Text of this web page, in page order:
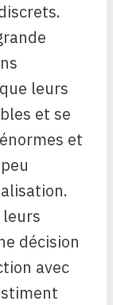
leurs
et se
et
décision
avec